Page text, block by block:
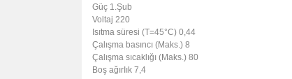
Güç 1.Şub
Voltaj 220
Isıtma süresi (T=45°C) 0,44
Çalışma basıncı (Maks.) 8
Çalışma sıcaklığı (Maks.) 80
Boş ağırIık 7,4